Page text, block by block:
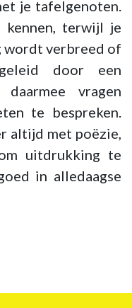
je tafelgenoten.
kennen, terwijl je
wordt verbreed of
door een
vragen
te bespreken.
altijd met poëzie,
uitdrukking te
in alledaagse